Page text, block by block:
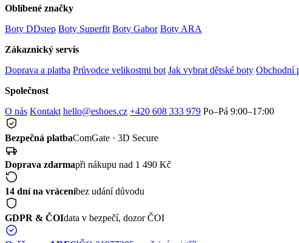
Oblíbené značky
Boty DDstep Boty Superfit Boty Gabor Boty ARA
Zákaznický servis
Doprava a platba Průvodce velikostmi bot Jak vybrat dětské boty Obchodní
Společnost
O nás Kontakt hello@eshoes.cz +420 608 333 979 Po–Pá 9:00–17:00
Bezpečná platbaComGate · 3D Secure
Doprava zdarmapři nákupu nad 1 490 Kč
14 dní na vráceníbez udání důvodu
GDPR & ČOIdata v bezpečí, dozor ČOI